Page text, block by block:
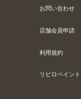
お問い合わせ
店舗会員申請
利用規約
リビロペイン